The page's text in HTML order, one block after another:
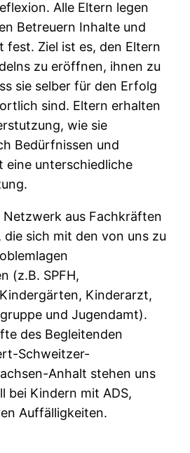
Alle Eltern legen
Betreuern Inhalte und
fest. Ziel ist es, den Eltern
zu eröffnen, ihnen zu
sie selber für den Erfolg
sind. Eltern erhalten
wie sie
Bedürfnissen und
unterschiedliche
Netzwerk aus Fachkräften
sich mit den von uns zu
(z.B. SPFH,
Kinderarzt,
und Jugendamt).
des Begleitenden
Schweitzer-
Anhalt stehen uns
bei Kindern mit ADS,
Auffälligkeiten.